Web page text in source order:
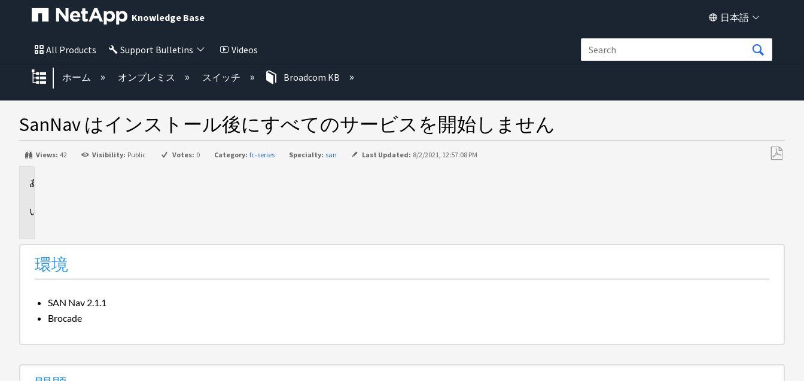
Knowledge Base 日本語
All Products Support Bulletins Videos
グローバル階層を展開/折りたたむ
ホーム オンプレミス スイッチ Broadcom KB
SanNav はインストール後にすべてのサービスを開始しません
Views: 42 Visibility: Public Votes: 0 Category: fc-series Specialty: san Last Updated: 8/2/2021, 12:57:08 PM
環境
SAN Nav 2.1.1
Brocade